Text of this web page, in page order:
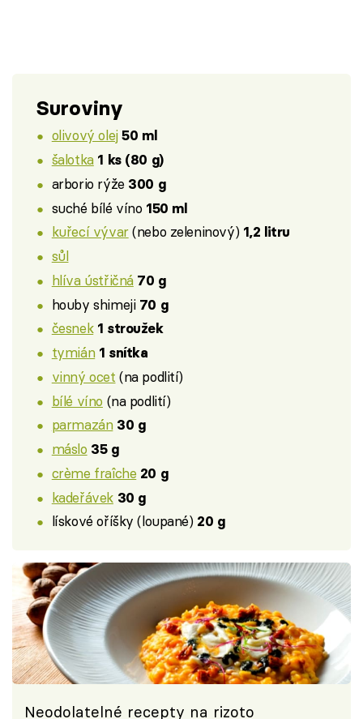
Suroviny
olivový olej 50 ml
šalotka 1 ks (80 g)
arborio rýže 300 g
suché bílé víno 150 ml
kuřecí vývar(nebo zeleninový) 1,2 litru
sůl
hlíva ústřičná 70 g
houby shimeji 70 g
česnek 1 stroužek
tymián 1 snítka
vinný ocet (na podlití)
bílé víno (na podlití)
parmazán 30 g
máslo 35 g
crème fraîche 20 g
kadeřávek 30 g
lískové oříšky (loupané) 20 g
Neodolatelné recepty na rizoto